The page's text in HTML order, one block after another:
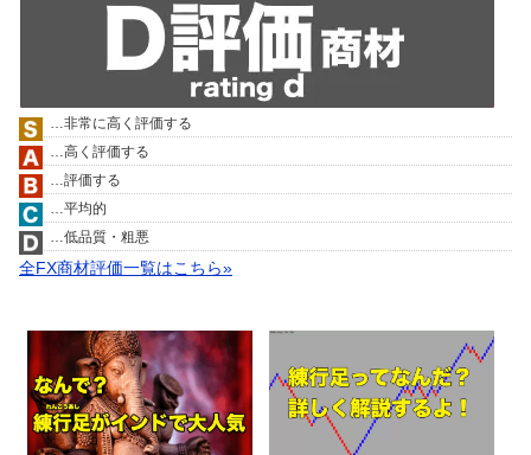
…非常に高く評価する
…高く評価する
…評価する
…平均的
…低品質・粗悪
全FX商材評価一覧はこちら»